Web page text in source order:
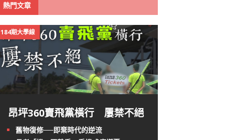
熱門文章
184期大學線
昂坪360賣飛黨橫行 屢禁不絕
舊物復修──即棄時代的逆流